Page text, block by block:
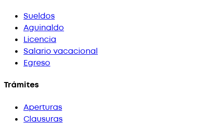
Sueldos
Aguinaldo
Licencia
Salario vacacional
Egreso
Trámites
Aperturas
Clausuras